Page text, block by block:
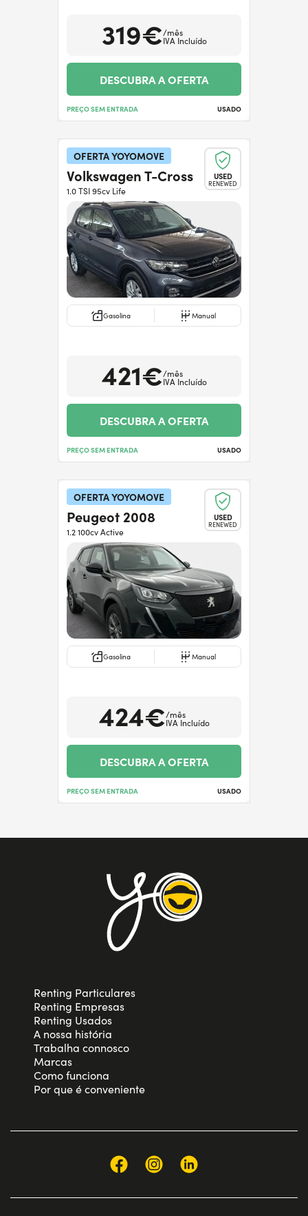
319€/mês
IVA Incluído
DESCUBRA A OFERTA
PREÇO SEM ENTRADA USADO
OFERTA YOYOMOVE
USED
RENEWED
Volkswagen T-Cross
1.0 TSI 95cv Life
Gasolina Manual
421€/mês
IVA Incluído
DESCUBRA A OFERTA
PREÇO SEM ENTRADA USADO
OFERTA YOYOMOVE
USED
RENEWED
Peugeot 2008
1.2 100cv Active
Gasolina Manual
424€/mês
IVA Incluído
DESCUBRA A OFERTA
PREÇO SEM ENTRADA USADO
Renting Particulares
Renting Empresas
Renting Usados
A nossa história
Trabalha connosco
Marcas
Como funciona
Por que é conveniente